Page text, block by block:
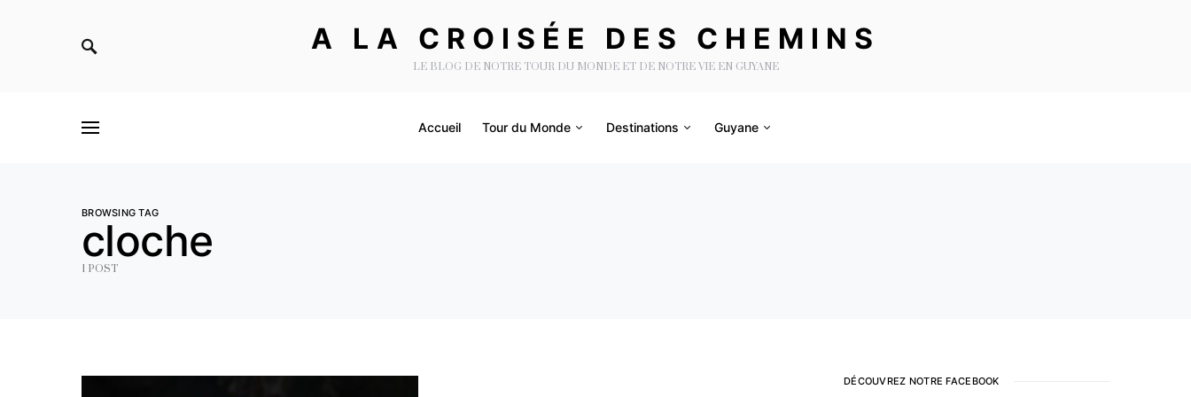
A LA CROISÉE DES CHEMINS
LE BLOG DE NOTRE TOUR DU MONDE ET DE NOTRE VIE EN GUYANE
Accueil Tour du Monde Destinations Guyane
BROWSING TAG
cloche
1 POST
DÉCOUVREZ NOTRE FACEBOOK